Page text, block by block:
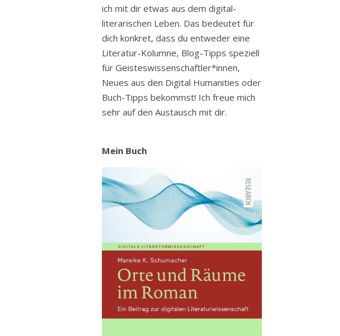
ich mit dir etwas aus dem digital-
literarischen Leben. Das bedeutet für
dich konkret, dass du entweder eine
Literatur-Kolumne, Blog-Tipps speziell
für Geisteswissenschaftler*innen,
Neues aus den Digital Humanities oder
Buch-Tipps bekommst! Ich freue mich
sehr auf den Austausch mit dir.
Mein Buch